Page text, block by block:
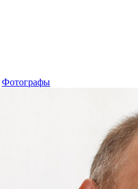
Фотографы